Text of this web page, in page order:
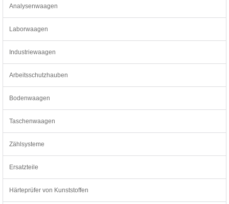
Analysenwaagen
Laborwaagen
Industriewaagen
Arbeitsschutzhauben
Bodenwaagen
Taschenwaagen
Zählsysteme
Ersatzteile
Härteprüfer von Kunststoffen